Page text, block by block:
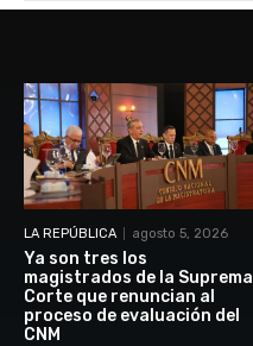
LA REPÚBLICA agosto 5, 2026
Ya son tres los
magistrados de la Suprema
Corte que renuncian al
proceso de evaluación del
CNM